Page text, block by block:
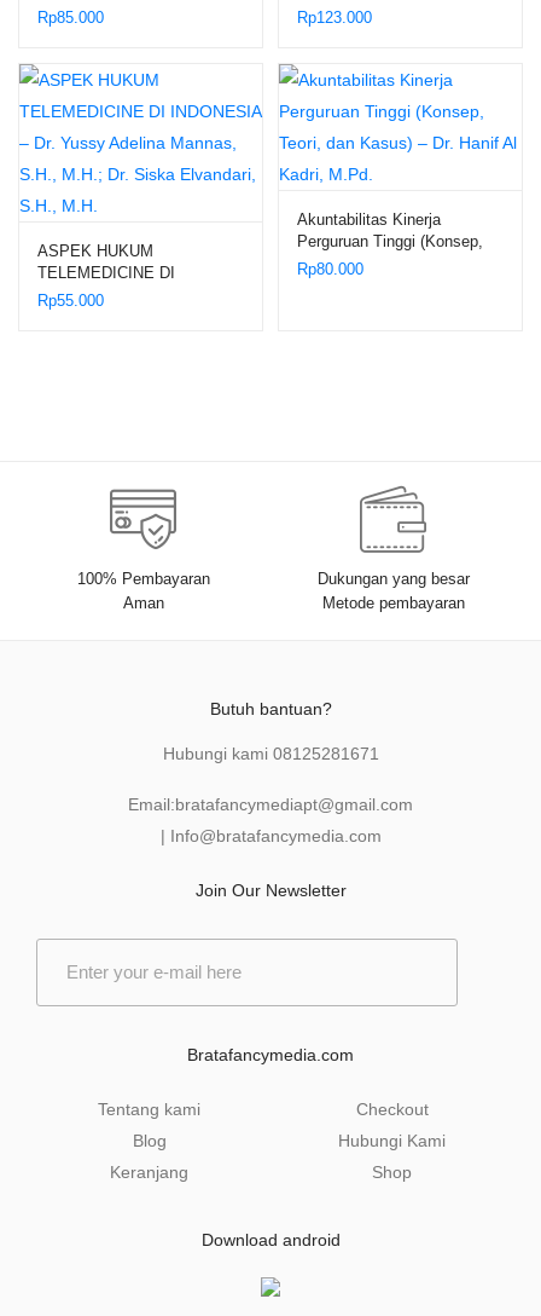
Kewajiban dalam Pengujian
Kepatuhan) – Sabar L.
CTL., CTAP.
Rp85.000
Konsep Belajar Efektif
Menurut al-Zarnuji dalam
Pesantren – Dr. H. Maslani,
Rp123.000
ASPEK HUKUM
TELEMEDICINE DI
INDONESIA – Dr. Yussy
Rp55.000
Akuntabilitas Kinerja
Perguruan Tinggi (Konsep,
Teori, dan Kasus) – Dr. Hanif
Rp80.000
100% Pembayaran
Aman
Dukungan yang besar
Metode pembayaran
Butuh bantuan?
Hubungi kami 08125281671
Email:bratafancymediapt@gmail.com
| Info@bratafancymedia.com
Join Our Newsletter
Bratafancymedia.com
Tentang kami
Blog
Keranjang
Checkout
Hubungi Kami
Shop
Download android